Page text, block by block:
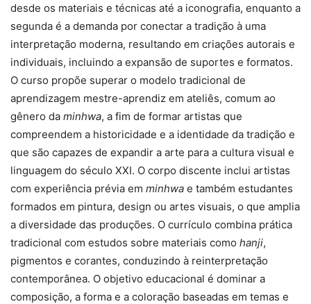
desde os materiais e técnicas até a iconografia, enquanto a
segunda é a demanda por conectar a tradição à uma
interpretação moderna, resultando em criações autorais e
individuais, incluindo a expansão de suportes e formatos.
O curso propõe superar o modelo tradicional de
aprendizagem mestre-aprendiz em ateliês, comum ao
gênero da minhwa, a fim de formar artistas que
compreendem a historicidade e a identidade da tradição e
que são capazes de expandir a arte para a cultura visual e
linguagem do século XXI. O corpo discente inclui artistas
com experiência prévia em minhwa e também estudantes
formados em pintura, design ou artes visuais, o que amplia
a diversidade das produções. O currículo combina prática
tradicional com estudos sobre materiais como hanji,
pigmentos e corantes, conduzindo à reinterpretação
contemporânea. O objetivo educacional é dominar a
composição, a forma e a coloração baseadas em temas e